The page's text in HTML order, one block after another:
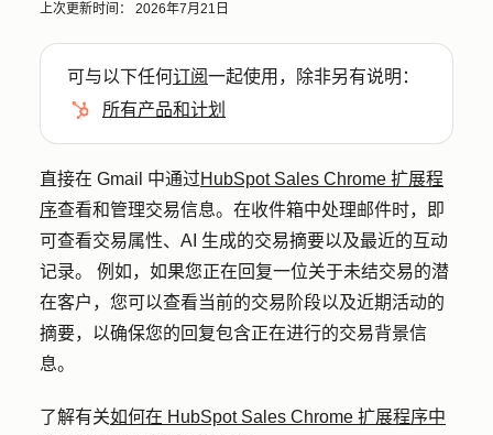
上次更新时间： 2026年7月21日
可与以下任何订阅一起使用，除非另有说明：
所有产品和计划
直接在 Gmail 中通过HubSpot Sales Chrome 扩展程
序查看和管理交易信息。在收件箱中处理邮件时，即
可查看交易属性、AI 生成的交易摘要以及最近的互动
记录。 例如，如果您正在回复一位关于未结交易的潜
在客户，您可以查看当前的交易阶段以及近期活动的
摘要，以确保您的回复包含正在进行的交易背景信
息。
了解有关如何在 HubSpot Sales Chrome 扩展程序中